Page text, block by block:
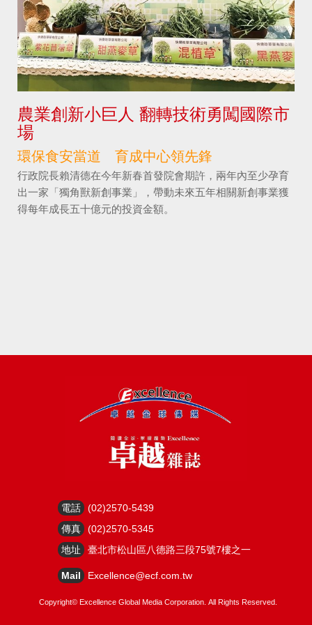
農業創新小巨人 翻轉技術勇闖國際市
場
環保食安當道 育成中心領先鋒
行政院長賴清德在今年新春首發院會期許，兩年內至少孕育
出一家「獨角獸新創事業」，帶動未來五年相關新創事業獲
得每年成長五十億元的投資金額。
電話
(02)2570-5439
傳真
(02)2570-5345
地址
臺北市松山區八德路三段75號7樓之一
Mail Excellence@ecf.com.tw
Copyright©Excellence Global Media Corporation. All Rights Reserved.